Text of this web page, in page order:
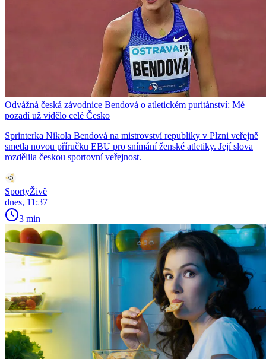
Odvážná česká závodnice Bendová o atletickém puritánství: Mé
pozadí už vidělo celé Česko
Sprinterka Nikola Bendová na mistrovství republiky v Plzni veřejně
smetla novou příručku EBU pro snímání ženské atletiky. Její slova
rozdělila českou sportovní veřejnost.
SportyŽivě
dnes, 11:37
3 min